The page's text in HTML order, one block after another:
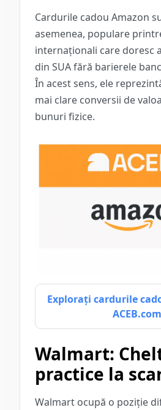
Cardurile cadou Amazon
asemenea, populare
internaționali care doresc
din SUA fără barierele
În acest sens, ele
mai clare conversii de
bunuri fizice.
Explorați cardurile
ACEB.com
Walmart:
practice la
Walmart ocupă o poziție